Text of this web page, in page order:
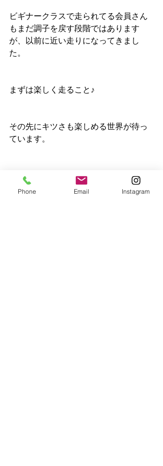
ビギナークラスで走られてる会員さん
もまだ調子を戻す段階ではあります
が、以前に近い走りになってきまし
た。
まずは楽しく走ること♪
その先にキツさも楽しめる世界が待っ
ています。
一緒にその世界を目指しましょ〜(^^)
Phone Email Instagram